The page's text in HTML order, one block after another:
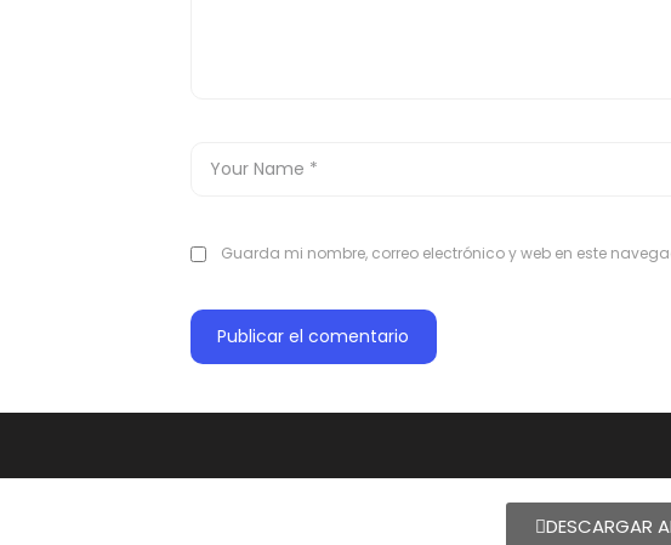
Guarda mi nombre, correo electrónico y web en este
DESCARGAR